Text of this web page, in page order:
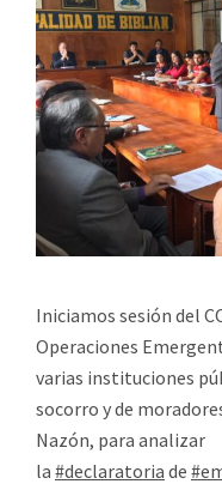
Iniciamos sesión del
Operaciones
varias instituciones
socorro y de
Nazón, para analizar
la #declaratoria de